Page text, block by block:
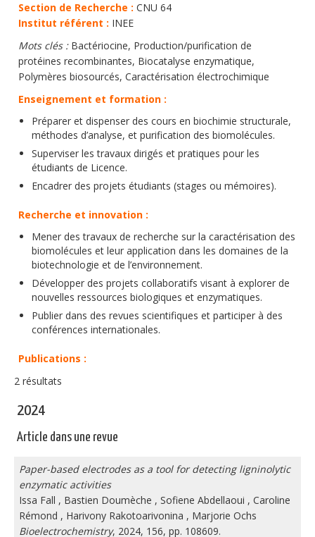
Section de Recherche : CNU 64
Institut référent : INEE
Mots clés :Bactériocine, Production/purification de
protéines recombinantes, Biocatalyse enzymatique,
Polymères biosourcés, Caractérisation électrochimique
Enseignement et formation :
Préparer et dispenser des cours en biochimie structurale,
méthodes d’analyse, et purification des biomolécules.
Superviser les travaux dirigés et pratiques pour les
étudiants de Licence.
Encadrer des projets étudiants (stages ou mémoires).
Recherche et innovation :
Mener des travaux de recherche sur la caractérisation des
biomolécules et leur application dans les domaines de la
biotechnologie et de l’environnement.
Développer des projets collaboratifs visant à explorer de
nouvelles ressources biologiques et enzymatiques.
Publier dans des revues scientifiques et participer à des
conférences internationales.
Publications :
2 résultats
2024
Article dans une revue
Paper-based electrodes as a tool for detecting ligninolytic
enzymatic activities
Issa Fall , Bastien Doumèche , Sofiene Abdellaoui , Caroline
Rémond , Harivony Rakotoarivonina , Marjorie Ochs
Bioelectrochemistry, 2024, 156, pp. 108609.